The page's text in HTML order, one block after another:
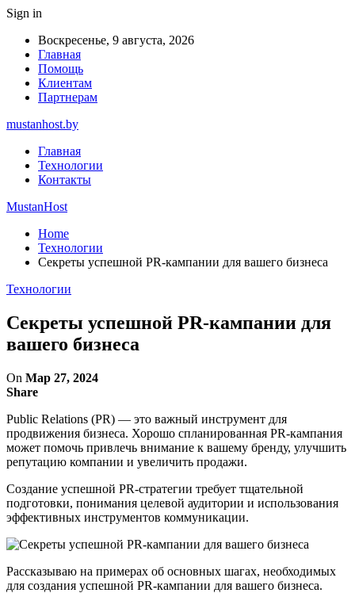
Sign in
Воскресенье, 9 августа, 2026
Главная
Помощь
Клиентам
Партнерам
mustanhost.by
Главная
Технологии
Контакты
MustanHost
Home
Технологии
Секреты успешной PR-кампании для вашего бизнеса
Технологии
Секреты успешной PR-кампании для
вашего бизнеса
On Мар 27, 2024
Share
Public Relations (PR) — это важный инструмент для
продвижения бизнеса. Хорошо спланированная PR-кампания
может помочь привлечь внимание к вашему бренду, улучшить
репутацию компании и увеличить продажи.
Создание успешной PR-стратегии требует тщательной
подготовки, понимания целевой аудитории и использования
эффективных инструментов коммуникации.
Рассказываю на примерах об основных шагах, необходимых
для создания успешной PR-кампании для вашего бизнеса.